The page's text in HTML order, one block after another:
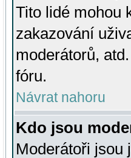
Tito lidé mohou
zakazování
moderátorů,
fóru.
Návrat nahoru
Kdo jsou
Moderátoři jsou